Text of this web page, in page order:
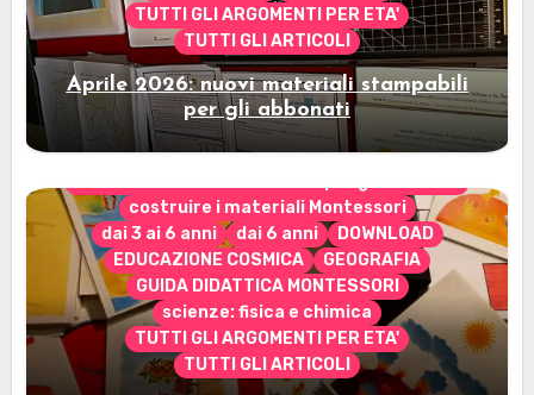
TUTTI GLI ARGOMENTI PER ETA'
TUTTI GLI ARTICOLI
Aprile 2026: nuovi materiali stampabili
per gli abbonati
costruire i materiali Montessori
dai 3 ai 6 anni
dai 6 anni
DOWNLOAD
EDUCAZIONE COSMICA
GEOGRAFIA
GUIDA DIDATTICA MONTESSORI
scienze: fisica e chimica
TUTTI GLI ARGOMENTI PER ETA'
TUTTI GLI ARTICOLI